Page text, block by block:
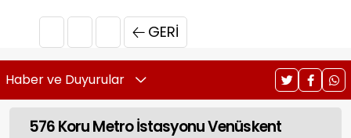
GERI
Haber ve Duyurular
576 Koru Metro İstasyonu Venüskent